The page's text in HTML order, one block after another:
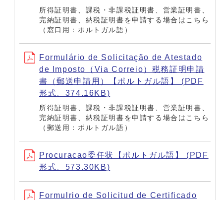
所得証明書、課税・非課税証明書、営業証明書、
完納証明書、納税証明書を申請する場合はこちら
（窓口用：ポルトガル語）
Formulário de Solicitação de Atestado
de Imposto（Via Correio）税務証明申請
書（郵送申請用）【ポルトガル語】 (PDF
形式、374.16KB)
所得証明書、課税・非課税証明書、営業証明書、
完納証明書、納税証明書を申請する場合はこちら
（郵送用：ポルトガル語）
Procuracao委任状【ポルトガル語】 (PDF
形式、573.30KB)
Formulrio de Solicitud de Certificado